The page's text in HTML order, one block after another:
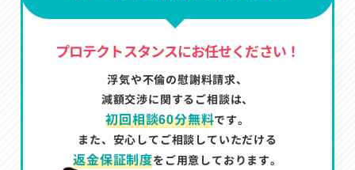
プロテクトスタンスにお任せください！
浮気や不倫の慰謝料請求、
減額交渉に関するご相談は、
初回相談60分無料です。
また、安心してご相談していただける
返金保証制度をご用意しております。